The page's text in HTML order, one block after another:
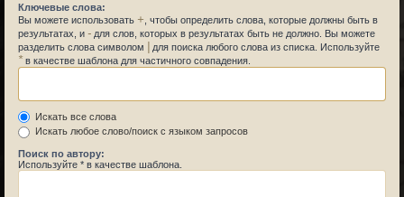
Ключевые слова:
Вы можете использовать + , чтобы определить слова, которые должны быть в
результатах, и - для слов, которых в результатах быть не должно. Вы можете
разделить слова символом | для поиска любого слова из списка. Используйте
*в качестве шаблона для частичного совпадения.
Искать все слова
Искать любое слово/поиск с языком запросов
Поиск по автору:
Используйте * в качестве шаблона.